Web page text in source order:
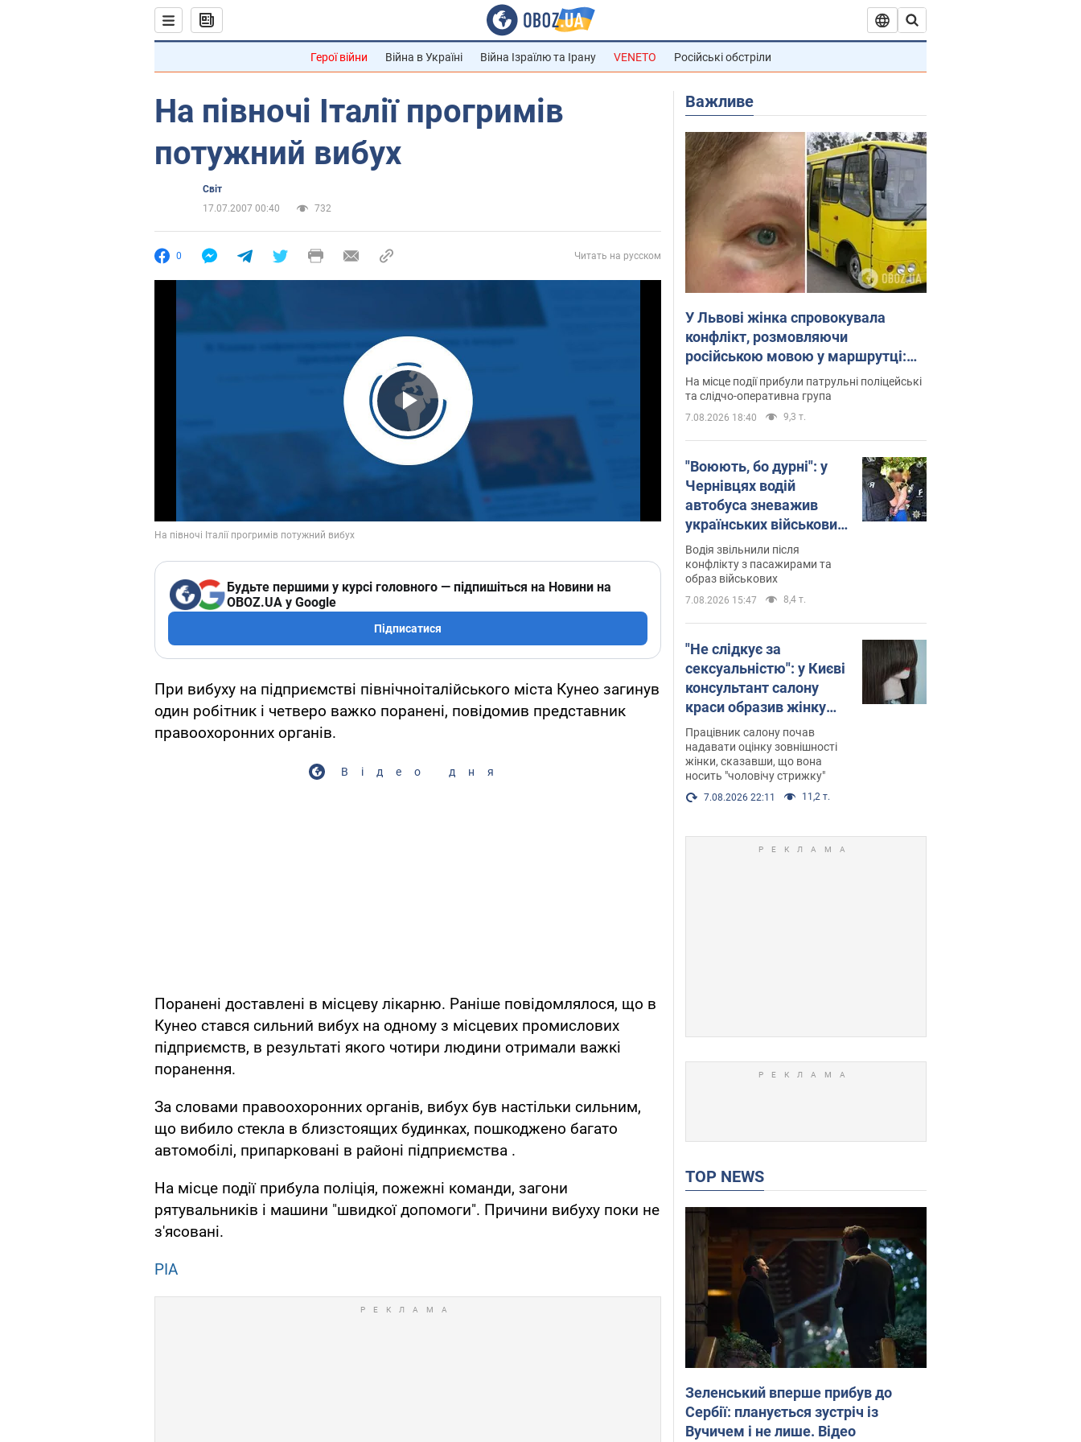
Герої війни Війна в Україні Війна Ізраїлю та Ірану VENETO Російські обстріли
На півночі Італії прогримів
потужний вибух
Світ
17.07.2007 00:40
732
0 Читать на русском
Play Video
Будьте першими у курсі головного — підпишіться на Новини на
OBOZ.UA у Google
Підписатися
При вибуху на підприємстві північноіталійського міста Кунео загинув
один робітник і четверо важко поранені, повідомив представник
правоохоронних органів.
Відео дня
Поранені доставлені в місцеву лікарню. Раніше повідомлялося, що в
Кунео стався сильний вибух на одному з місцевих промислових
підприємств, в результаті якого чотири людини отримали важкі
поранення.
За словами правоохоронних органів, вибух був настільки сильним,
що вибило стекла в близстоящих будинках, пошкоджено багато
автомобілі, припарковані в районі підприємства .
На місце події прибула поліція, пожежні команди, загони
рятувальників і машини "швидкої допомоги". Причини вибуху поки не
з'ясовані.
РІА
Важливе
У Львові жінка спровокувала
конфлікт, розмовляючи
російською мовою у маршрутці:
поліція склала адмінпротокол.
Відео
На місце події прибули патрульні поліцейські
та слідчо-оперативна група
7.08.2026 18:40 9,3 т.
"Воюють, бо дурні": у
Чернівцях водій
автобуса зневажив
українських військових
і поплатився. Відео
Водія звільнили після
конфлікту з пасажирами та
образ військових
7.08.2026 15:47 8,4 т.
"Не слідкує за
сексуальністю": у Києві
консультант салону
краси образив жінку
після хімієтерапії,
розгорівся скандал.
Фото
Працівник салону почав
надавати оцінку зовнішності
жінки, сказавши, що вона
носить "чоловічу стрижку"
7.08.2026 22:11 11,2 т.
TOP NEWS
Зеленський вперше прибув до
Сербії: планується зустріч із
Вучичем і не лише. Відео